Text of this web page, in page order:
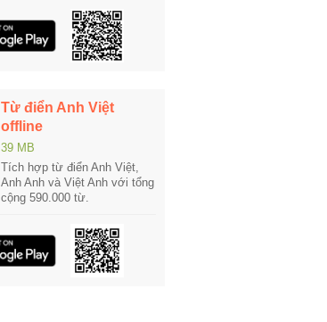
Từ điển Anh Việt
offline
39 MB
Tích hợp từ điển Anh Việt,
Anh Anh và Việt Anh với tổng
cộng 590.000 từ.